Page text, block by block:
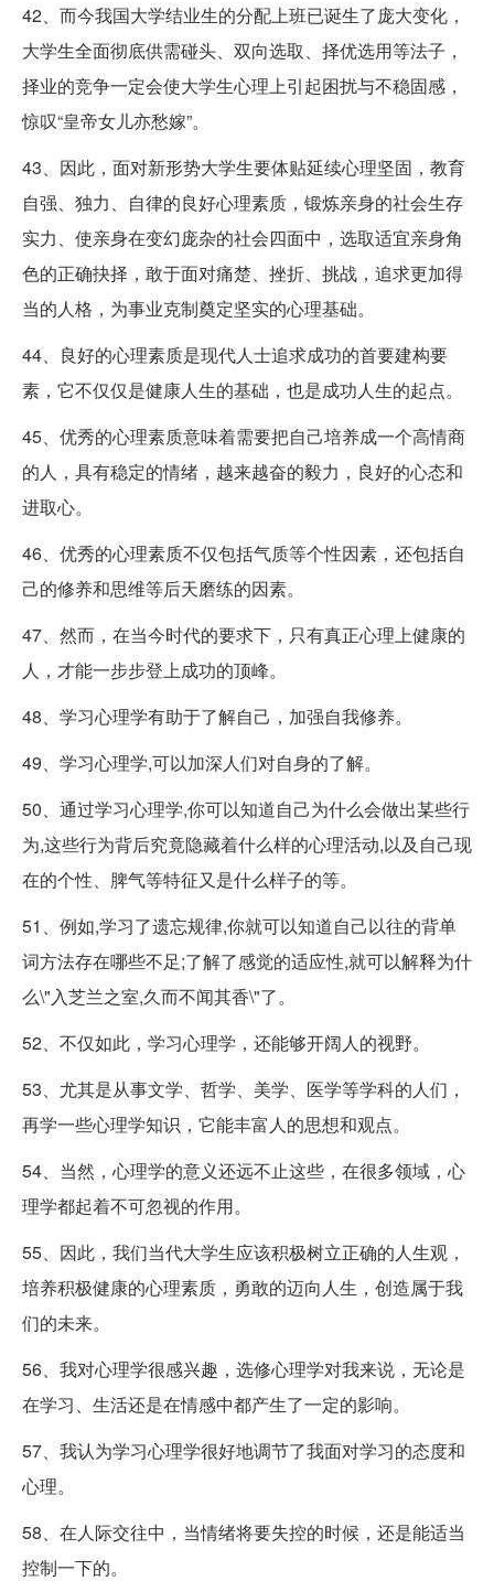
42、而今我国大学结业生的分配上班已诞生了庞大变化，
大学生全面彻底供需碰头、双向选取、择优选用等法子，
择业的竞争一定会使大学生心理上引起困扰与不稳固感，
惊叹“皇帝女儿亦愁嫁”。
43、因此，面对新形势大学生要体贴延续心理坚固，教育
自强、独力、自律的良好心理素质，锻炼亲身的社会生存
实力、使亲身在变幻庞杂的社会四面中，选取适宜亲身角
色的正确抉择，敢于面对痛楚、挫折、挑战，追求更加得
当的人格，为事业克制奠定坚实的心理基础。
44、良好的心理素质是现代人士追求成功的首要建构要
素，它不仅仅是健康人生的基础，也是成功人生的起点。
45、优秀的心理素质意味着需要把自己培养成一个高情商
的人，具有稳定的情绪，越来越奋的毅力，良好的心态和
进取心。
46、优秀的心理素质不仅包括气质等个性因素，还包括自
己的修养和思维等后天磨练的因素。
47、然而，在当今时代的要求下，只有真正心理上健康的
人，才能一步步登上成功的顶峰。
48、学习心理学有助于了解自己，加强自我修养。
49、学习心理学,可以加深人们对自身的了解。
50、通过学习心理学,你可以知道自己为什么会做出某些行
为,这些行为背后究竟隐藏着什么样的心理活动,以及自己现
在的个性、脾气等特征又是什么样子的等。
51、例如,学习了遗忘规律,你就可以知道自己以往的背单
词方法存在哪些不足;了解了感觉的适应性,就可以解释为什
么\"入芝兰之室,久而不闻其香\"了。
52、不仅如此，学习心理学，还能够开阔人的视野。
53、尤其是从事文学、哲学、美学、医学等学科的人们，
再学一些心理学知识，它能丰富人的思想和观点。
54、当然，心理学的意义还远不止这些，在很多领域，心
理学都起着不可忽视的作用。
55、因此，我们当代大学生应该积极树立正确的人生观，
培养积极健康的心理素质，勇敢的迈向人生，创造属于我
们的未来。
56、我对心理学很感兴趣，选修心理学对我来说，无论是
在学习、生活还是在情感中都产生了一定的影响。
57、我认为学习心理学很好地调节了我面对学习的态度和
心理。
58、在人际交往中，当情绪将要失控的时候，还是能适当
控制一下的。